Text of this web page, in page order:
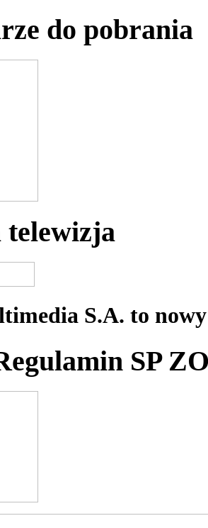
do pobrania
S.A. to
SP